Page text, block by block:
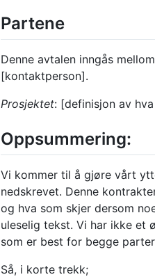
Partene
Denne avtalen inngås
[kontaktperson].
Prosjektet: [definisjon av
Oppsummering:
Vi kommer til å gjøre vårt
nedskrevet. Denne
og hva som skjer dersom
uleselig tekst. Vi har ikke et
som er best for begge
Så, i korte trekk;